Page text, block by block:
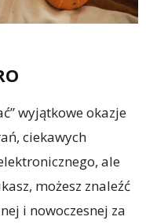
wyjątkowe okazje
ciekawych
ale
możesz znaleźć
i nowoczesnej za